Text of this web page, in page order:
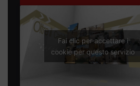
Fai clic per accettare i
cookie per questo servizio